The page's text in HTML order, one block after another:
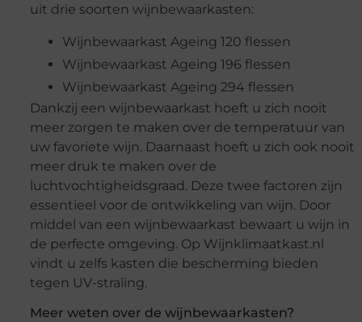
uit drie soorten wijnbewaarkasten:
Wijnbewaarkast Ageing 120 flessen
Wijnbewaarkast Ageing 196 flessen
Wijnbewaarkast Ageing 294 flessen
Dankzij een wijnbewaarkast hoeft u zich nooit
meer zorgen te maken over de temperatuur van
uw favoriete wijn. Daarnaast hoeft u zich ook nooit
meer druk te maken over de
luchtvochtigheidsgraad. Deze twee factoren zijn
essentieel voor de ontwikkeling van wijn. Door
middel van een wijnbewaarkast bewaart u wijn in
de perfecte omgeving. Op Wijnklimaatkast.nl
vindt u zelfs kasten die bescherming bieden
tegen UV-straling.
Meer weten over de wijnbewaarkasten?